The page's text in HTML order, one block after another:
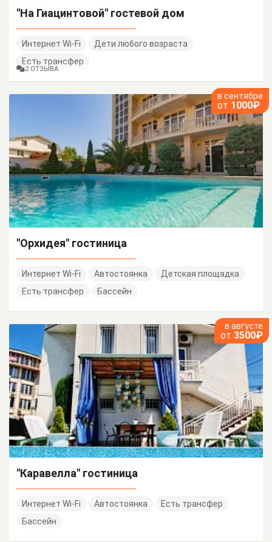
"На Гиацинтовой" гостевой дом
Интернет Wi-Fi
Дети любого возраста
Есть трансфер
2 ОТЗЫВА
в сентябре
от 1000₽
"Орхидея" гостиница
Интернет Wi-Fi Автостоянка
Детская площадка
Есть трансфер
Бассейн
в августе
от 3500₽
"Каравелла" гостиница
Интернет Wi-Fi Автостоянка
Есть трансфер
Бассейн